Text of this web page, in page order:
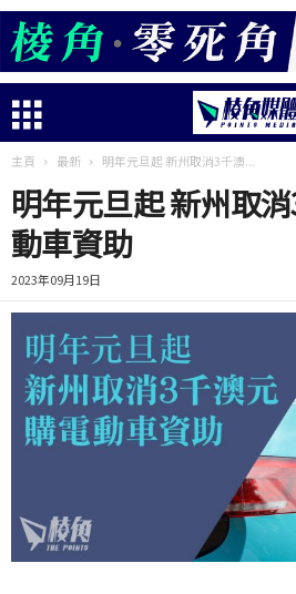
主頁 最新 明年元旦起 新州取消3千澳...
明年元旦起 新州取
動車資助
2023年09月19日